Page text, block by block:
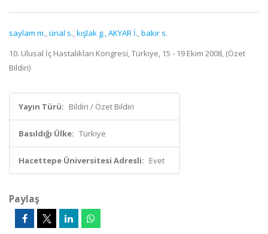
saylam m.,ünal s.,kışlak g.,AKYAR İ.,bakır s.
10. Ulusal İç Hastalıkları Kongresi, Türkiye, 15 - 19 Ekim 2008, (Özet
Bildiri)
Yayın Türü: Bildiri / Özet Bildiri
Basıldığı Ülke: Türkiye
Hacettepe Üniversitesi Adresli: Evet
Paylaş